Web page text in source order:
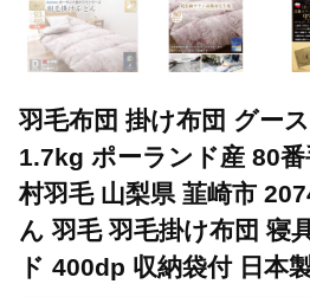
羽毛布団 掛け布団 グー
1.7kg ポーランド産 80番
村羽毛 山梨県 韮崎市
ん 羽毛 羽毛掛け布団 寝
ド 400dp 収納袋付 日本